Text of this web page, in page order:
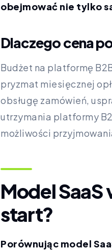
obejmować nie tylko
Dlaczego cena
Budżet na platformę
pryzmat miesięcznej
obsługę zamówień,
utrzymania platformy
możliwości
Model SaaS
start?
Porównując model